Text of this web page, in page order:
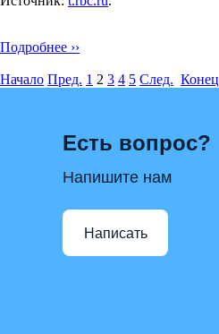
Подробнее ››
Начало Пред. 1 2 3 4 5 След. Конец
Есть вопрос?
Напишите нам
Написать